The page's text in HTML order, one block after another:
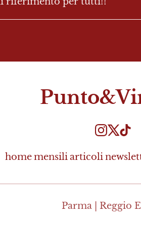
homemensiliarticoli
Parma | Reggio